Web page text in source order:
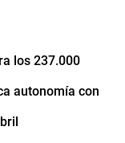
los 237.000
autonomía con